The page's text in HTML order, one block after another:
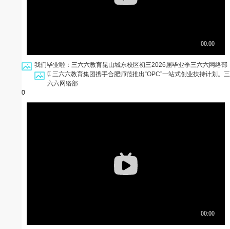
我们毕业啦：三六六教育昆山城东校区初三2026届毕业季三六六网络部
1 三六六教育集团携手合肥师范推出“OPC”一站式创业扶持计划。 三
六六网络部
0